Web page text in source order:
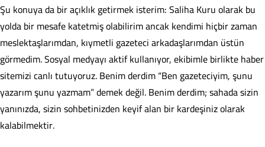
Şu konuya da bir açıklık getirmek isterim: Saliha Kuru olarak bu
yolda bir mesafe katetmiş olabilirim ancak kendimi hiçbir zaman
meslektaşlarımdan, kıymetli gazeteci arkadaşlarımdan üstün
görmedim. Sosyal medyayı aktif kullanıyor, ekibimle birlikte haber
sitemizi canlı tutuyoruz. Benim derdim “Ben gazeteciyim, şunu
yazarım şunu yazmam” demek değil. Benim derdim; sahada sizin
yanınızda, sizin sohbetinizden keyif alan bir kardeşiniz olarak
kalabilmektir.